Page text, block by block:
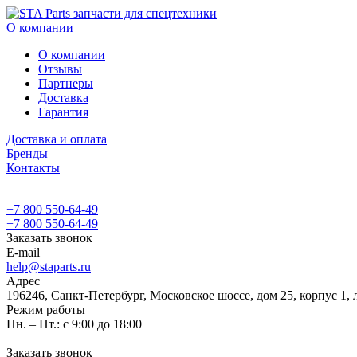
О компании
О компании
Отзывы
Партнеры
Доставка
Гарантия
Доставка и оплата
Бренды
Контакты
+7 800 550-64-49
+7 800 550-64-49
Заказать звонок
E-mail
help@staparts.ru
Адрес
196246, Санкт-Петербург, Московское шоссе, дом 25, корпус 1,
Режим работы
Пн. – Пт.: с 9:00 до 18:00
Заказать звонок